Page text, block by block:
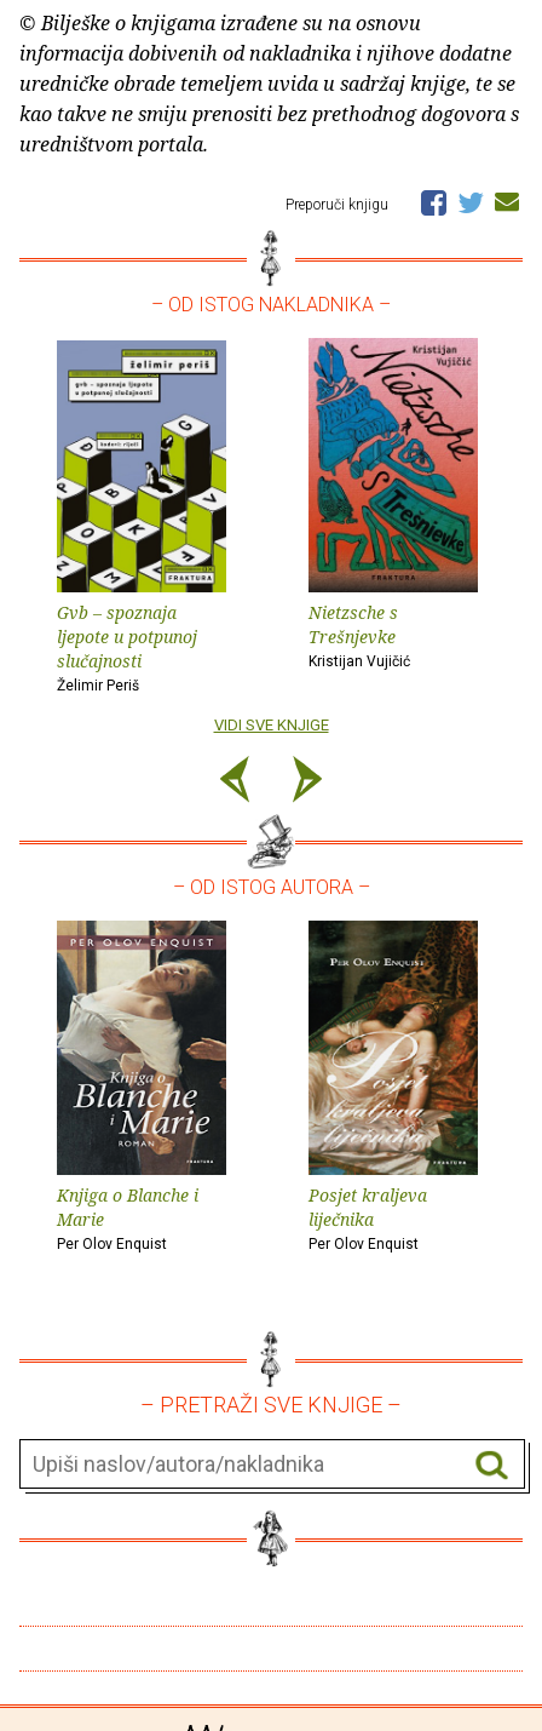
© Bilješke o knjigama izrađene su na osnovu
informacija dobivenih od nakladnika i njihove dodatne
uredničke obrade temeljem uvida u sadržaj knjige, te se
kao takve ne smiju prenositi bez prethodnog dogovora s
uredništvom portala.
Preporuči knjigu
– OD ISTOG NAKLADNIKA –
Gvb – spoznaja
ljepote u potpunoj
slučajnosti
Želimir Periš
Nietzsche s
Trešnjevke
Kristijan Vujičić
VIDI SVE KNJIGE
– OD ISTOG AUTORA –
Knjiga o Blanche i
Marie
Per Olov Enquist
Posjet kraljeva
liječnika
Per Olov Enquist
– PRETRAŽI SVE KNJIGE –